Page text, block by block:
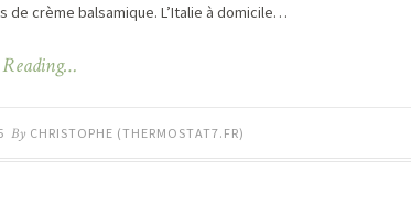
de crème balsamique. L’Italie à domicile…
By CHRISTOPHE (THERMOSTAT7.FR)